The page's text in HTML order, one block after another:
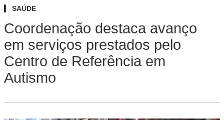
SAÚDE
Coordenação destaca avanço
em serviços prestados pelo
Centro de Referência em
Autismo